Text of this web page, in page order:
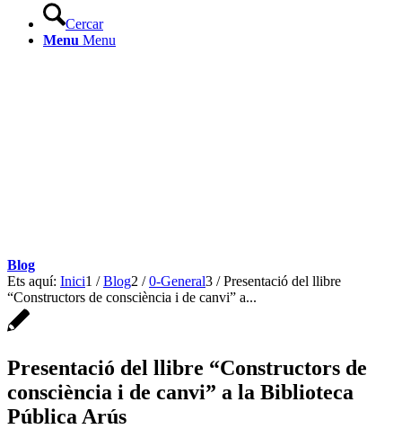
Cercar
Menu Menu
Blog
Ets aquí: Inici1 / Blog2 / 0-General3 / Presentació del llibre
“Constructors de consciència i de canvi” a...
Presentació del llibre “Constructors de
consciència i de canvi” a la Biblioteca
Pública Arús